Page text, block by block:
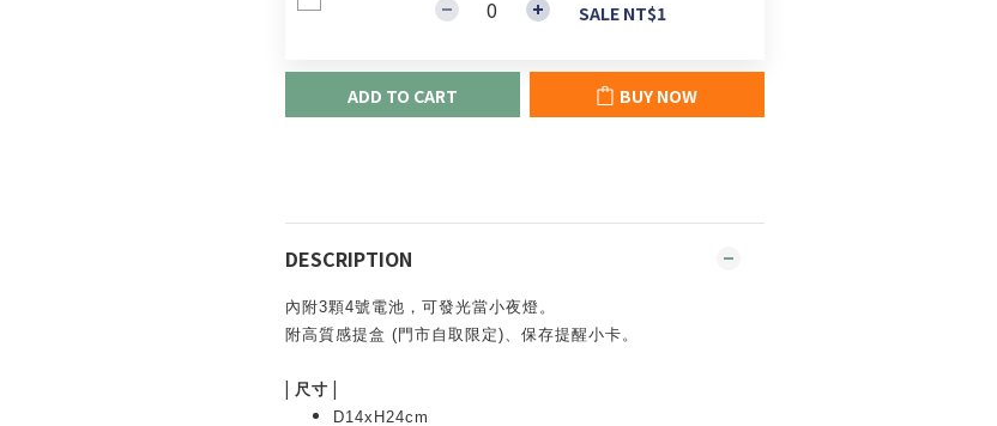
SALE NT$1
ADD TO CART BUY NOW
DESCRIPTION
內附3顆4號電池，可發光當小夜燈。
附高質感提盒 (門市自取限定)、保存提醒小卡。
| 尺寸 |
D14xH24cm